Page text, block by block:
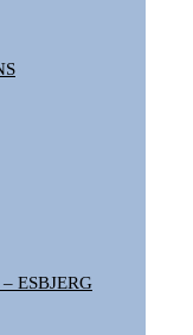
ESBJERG